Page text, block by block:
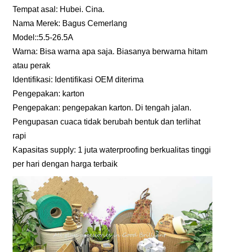
Tempat asal: Hubei. Cina.
Nama Merek: Bagus Cemerlang
Model::5.5-26.5A
Warna: Bisa warna apa saja. Biasanya berwarna hitam
atau perak
Identifikasi: Identifikasi OEM diterima
Pengepakan: karton
Pengepakan: pengepakan karton. Di tengah jalan.
Pengupasan cuaca tidak berubah bentuk dan terlihat
rapi
Kapasitas supply: 1 juta waterproofing berkualitas tinggi
per hari dengan harga terbaik